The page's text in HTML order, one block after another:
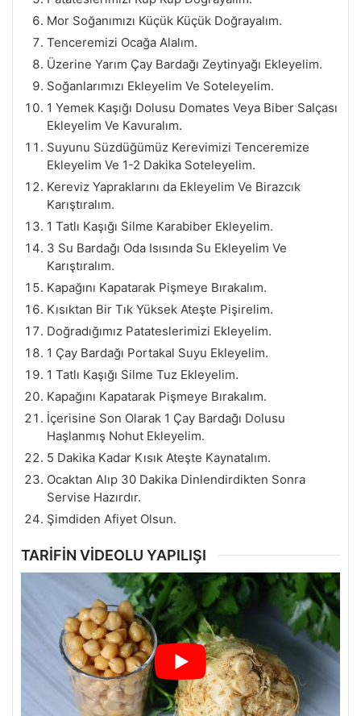
Mor Soğanımızı Küçük Küçük Doğrayalım.
Tenceremizi Ocağa Alalım.
Üzerine Yarım Çay Bardağı Zeytinyağı Ekleyelim.
Soğanlarımızı Ekleyelim Ve Soteleyelim.
1 Yemek Kaşığı Dolusu Domates Veya Biber Salçası
Ekleyelim Ve Kavuralım.
Suyunu Süzdüğümüz Kerevimizi Tenceremize
Ekleyelim Ve 1-2 Dakika Soteleyelim.
Kereviz Yapraklarını da Ekleyelim Ve Birazcık
Karıştıralım.
1 Tatlı Kaşığı Silme Karabiber Ekleyelim.
3 Su Bardağı Oda Isısında Su Ekleyelim Ve
Karıştıralım.
Kapağını Kapatarak Pişmeye Bırakalım.
Kısıktan Bir Tık Yüksek Ateşte Pişirelim.
Doğradığımız Patateslerimizi Ekleyelim.
1 Çay Bardağı Portakal Suyu Ekleyelim.
1 Tatlı Kaşığı Silme Tuz Ekleyelim.
Kapağını Kapatarak Pişmeye Bırakalım.
İçerisine Son Olarak 1 Çay Bardağı Dolusu
Haşlanmış Nohut Ekleyelim.
5 Dakika Kadar Kısık Ateşte Kaynatalım.
Ocaktan Alıp 30 Dakika Dinlendirdikten Sonra
Servise Hazırdır.
Şimdiden Afiyet Olsun.
TARİFİN VİDEOLU YAPILIŞI